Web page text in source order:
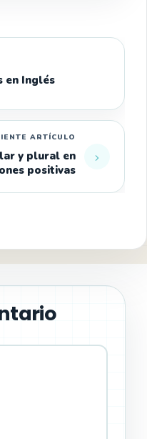
en Inglés
y plural en
positivas